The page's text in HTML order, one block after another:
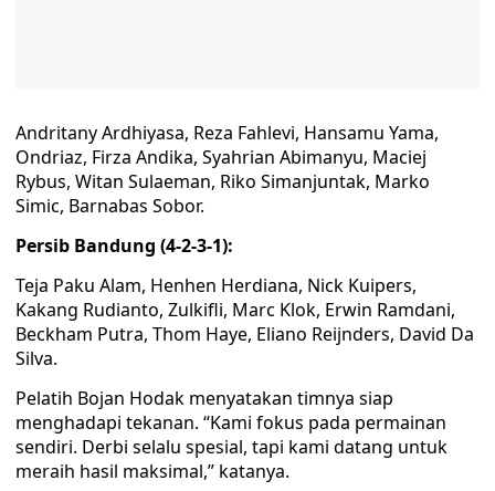
Andritany Ardhiyasa, Reza Fahlevi, Hansamu Yama,
Ondriaz, Firza Andika, Syahrian Abimanyu, Maciej
Rybus, Witan Sulaeman, Riko Simanjuntak, Marko
Simic, Barnabas Sobor.
Persib Bandung (4-2-3-1):
Teja Paku Alam, Henhen Herdiana, Nick Kuipers,
Kakang Rudianto, Zulkifli, Marc Klok, Erwin Ramdani,
Beckham Putra, Thom Haye, Eliano Reijnders, David Da
Silva.
Pelatih Bojan Hodak menyatakan timnya siap
menghadapi tekanan. “Kami fokus pada permainan
sendiri. Derbi selalu spesial, tapi kami datang untuk
meraih hasil maksimal,” katanya.